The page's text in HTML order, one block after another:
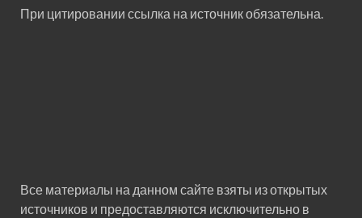
При цитировании ссылка на источник обязательна.
Все материалы на данном сайте взяты из открытых
источников и предоставляются исключительно в